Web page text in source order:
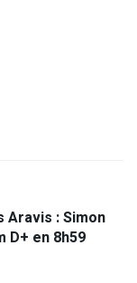
: Simon
D+ en 8h59